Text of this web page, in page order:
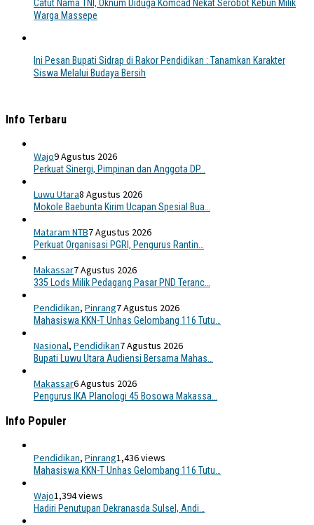
Catut Nama TNI, Oknum Diduga Komcad Nekat Serobot Kebun Milik
Warga Massepe
Ini Pesan Bupati Sidrap di Rakor Pendidikan : Tanamkan Karakter
Siswa Melalui Budaya Bersih
Info Terbaru
Wajo9 Agustus 2026
Perkuat Sinergi, Pimpinan dan Anggota DP…
Luwu Utara8 Agustus 2026
Mokole Baebunta Kirim Ucapan Spesial Bua…
Mataram NTB7 Agustus 2026
Perkuat Organisasi PGRI, Pengurus Rantin…
Makassar7 Agustus 2026
335 Lods Milik Pedagang Pasar PND Teranc…
Pendidikan, Pinrang7 Agustus 2026
Mahasiswa KKN-T Unhas Gelombang 116 Tutu…
Nasional, Pendidikan7 Agustus 2026
Bupati Luwu Utara Audiensi Bersama Mahas…
Makassar6 Agustus 2026
Pengurus IKA Planologi 45 Bosowa Makassa…
Info Populer
Pendidikan, Pinrang1,436 views
Mahasiswa KKN-T Unhas Gelombang 116 Tutu…
Wajo1,394 views
Hadiri Penutupan Dekranasda Sulsel, Andi…